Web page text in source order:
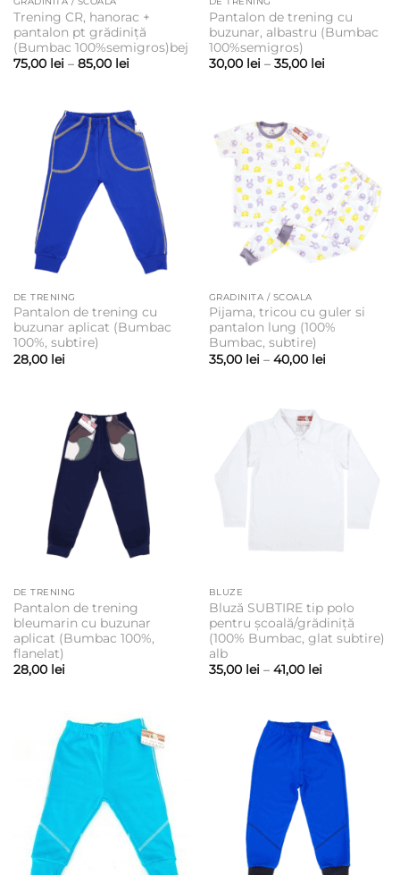
Trening CR, hanorac +
pantalon pt grădiniță
(Bumbac 100%semigros)bej
75,00 lei – 85,00 leiInterval
până
la
85,00 lei
Pantalon de trening cu
buzunar, albastru (Bumbac
100%semigros)
30,00 lei – 35,00 leiInterval
DE TRENING
Pantalon de trening cu
buzunar aplicat (Bumbac
100%, subtire)
28,00 lei
GRADINITA / SCOALA
Pijama, tricou cu guler si
pantalon lung (100%
Bumbac, subtire)
35,00 lei – 40,00 leiInterval
DE TRENING
Pantalon de trening
bleumarin cu buzunar
aplicat (Bumbac 100%,
flanelat)
28,00 lei
BLUZE
Bluză SUBTIRE tip polo
pentru școală/grădiniță
(100% Bumbac, glat subtire)
alb
35,00 lei – 41,00 leiInterval
la
41,00 lei